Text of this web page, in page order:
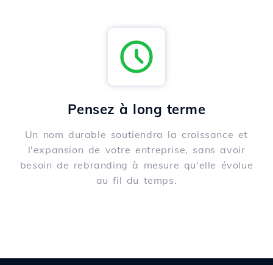
Pensez à long terme
Un nom durable soutiendra la croissance et
l'expansion de votre entreprise, sans avoir
besoin de rebranding à mesure qu'elle évolue
au fil du temps.